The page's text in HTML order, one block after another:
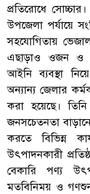
প্রতিরোধে
উপজেলা পর্যায়ে
সহযোগিতায়
এছাড়াও ওজন ও
আইনি ব্যবস্থা
অন্যান্য জেলার
করা হয়েছে।
জনসচেতনতা
করতে বিভিন্ন
উৎপাদনকারী
বেকারি পণ্য
মতবিনিময় ও